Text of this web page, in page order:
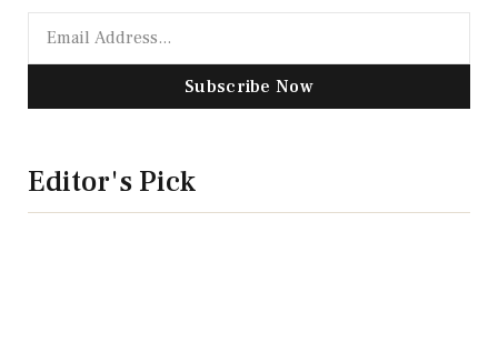
Subscribe Now
Editor's Pick